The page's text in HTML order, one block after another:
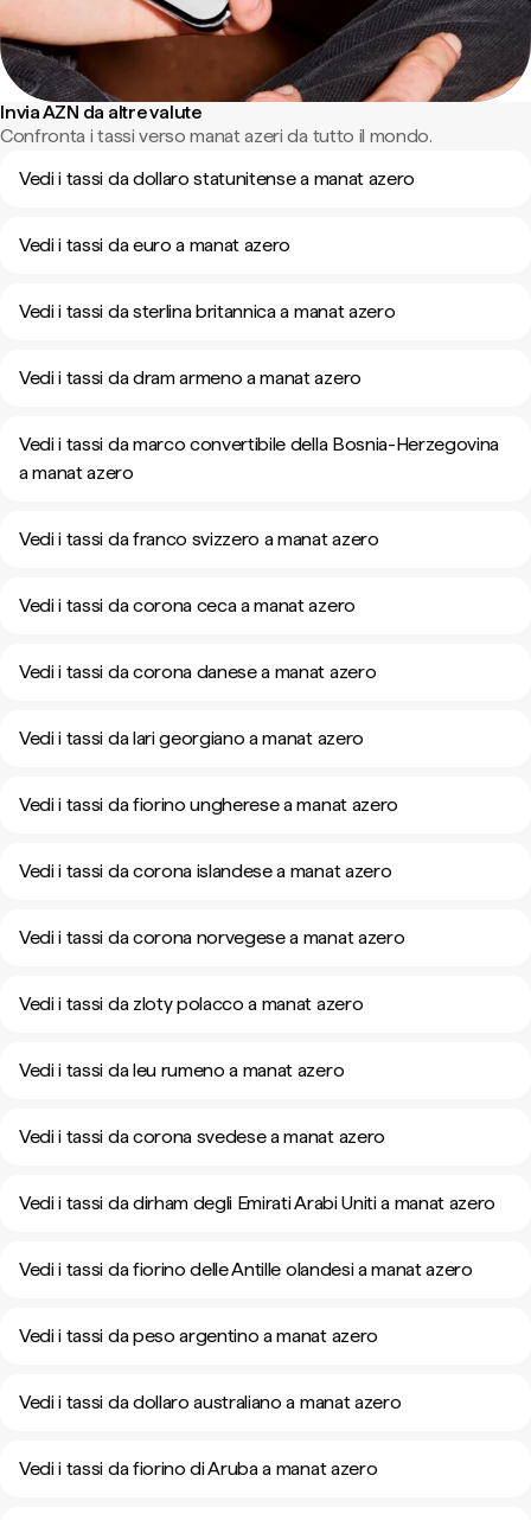
Invia AZN da altre valute
Confronta i tassi verso manat azeri da tutto il mondo.
Vedi i tassi da dollaro statunitense a manat azero
Vedi i tassi da euro a manat azero
Vedi i tassi da sterlina britannica a manat azero
Vedi i tassi da dram armeno a manat azero
Vedi i tassi da marco convertibile della Bosnia-Herzegovina
a manat azero
Vedi i tassi da franco svizzero a manat azero
Vedi i tassi da corona ceca a manat azero
Vedi i tassi da corona danese a manat azero
Vedi i tassi da lari georgiano a manat azero
Vedi i tassi da fiorino ungherese a manat azero
Vedi i tassi da corona islandese a manat azero
Vedi i tassi da corona norvegese a manat azero
Vedi i tassi da zloty polacco a manat azero
Vedi i tassi da leu rumeno a manat azero
Vedi i tassi da corona svedese a manat azero
Vedi i tassi da dirham degli Emirati Arabi Uniti a manat azero
Vedi i tassi da fiorino delle Antille olandesi a manat azero
Vedi i tassi da peso argentino a manat azero
Vedi i tassi da dollaro australiano a manat azero
Vedi i tassi da fiorino di Aruba a manat azero